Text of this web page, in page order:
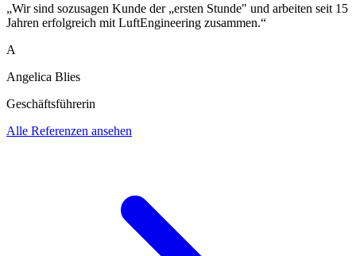
„Wir sind sozusagen Kunde der „ersten Stunde" und arbeiten seit 15
Jahren erfolgreich mit LuftEngineering zusammen.“
A
Angelica Blies
Geschäftsführerin
Alle Referenzen ansehen